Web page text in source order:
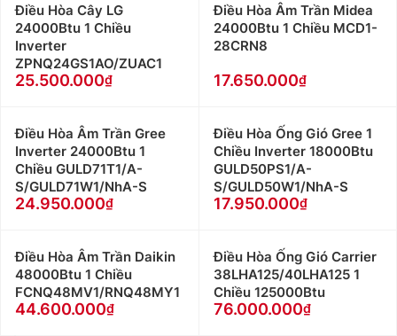
Điều Hòa Cây LG
24000Btu 1 Chiều
Inverter
ZPNQ24GS1AO/ZUAC1
25.500.000
Điều Hòa Âm Trần Midea
24000Btu 1 Chiều MCD1-
28CRN8
17.650.000
Điều Hòa Âm Trần Gree
Inverter 24000Btu 1
Chiều GULD71T1/A-
S/GULD71W1/NhA-S
24.950.000
Điều Hòa Ống Gió Gree 1
Chiều Inverter 18000Btu
GULD50PS1/A-
S/GULD50W1/NhA-S
17.950.000
Điều Hòa Âm Trần Daikin
48000Btu 1 Chiều
FCNQ48MV1/RNQ48MY1
44.600.000
Điều Hòa Ống Gió Carrier
38LHA125/40LHA125 1
Chiều 125000Btu
76.000.000